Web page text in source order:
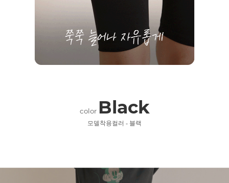
color Black
모델착용컬러 - 블랙